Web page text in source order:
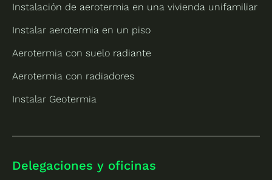
Instalación de aerotermia en una vivienda unifamiliar
Instalar aerotermia en un piso
Aerotermia con suelo radiante
Aerotermia con radiadores
Instalar Geotermia
Delegaciones y oficinas